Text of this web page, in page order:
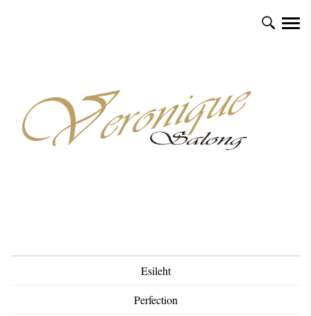
Esileht
Perfection